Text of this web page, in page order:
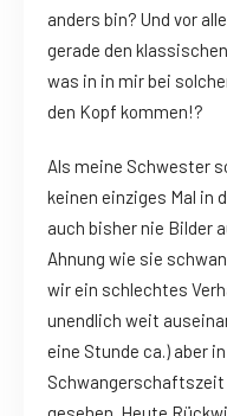
anders bin? Und vor
gerade den
was in in mir bei
den Kopf kommen!?
Als meine Schwester
keinen einziges Mal in
auch bisher nie Bilder
Ahnung wie sie
wir ein schlechtes
unendlich weit
eine Stunde ca.) aber
Schwangerschaftszeit